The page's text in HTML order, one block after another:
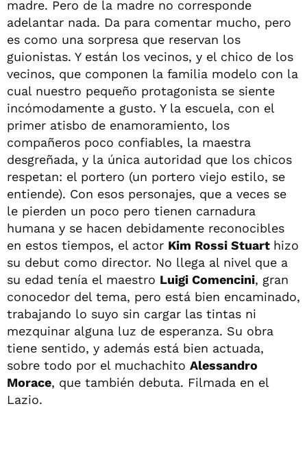
madre. Pero de la madre no corresponde
adelantar nada. Da para comentar mucho, pero
es como una sorpresa que reservan los
guionistas. Y están los vecinos, y el chico de los
vecinos, que componen la familia modelo con la
cual nuestro pequeño protagonista se siente
incómodamente a gusto. Y la escuela, con el
primer atisbo de enamoramiento, los
compañeros poco confiables, la maestra
desgreñada, y la única autoridad que los chicos
respetan: el portero (un portero viejo estilo, se
entiende). Con esos personajes, que a veces se
le pierden un poco pero tienen carnadura
humana y se hacen debidamente reconocibles
en estos tiempos, el actor Kim Rossi Stuart hizo
su debut como director. No llega al nivel que a
su edad tenía el maestro Luigi Comencini, gran
conocedor del tema, pero está bien encaminado,
trabajando lo suyo sin cargar las tintas ni
mezquinar alguna luz de esperanza. Su obra
tiene sentido, y además está bien actuada,
sobre todo por el muchachito Alessandro
Morace, que también debuta. Filmada en el
Lazio.